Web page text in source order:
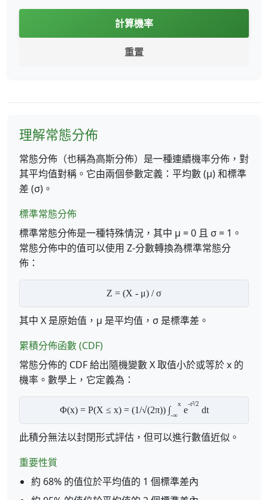
計算機率
重置
理解常態分佈
常態分佈（也稱為高斯分佈）是一種連續機率分佈，對
其平均值對稱。它由兩個參數定義：平均數 (μ) 和標準
差 (σ)。
標準常態分佈
標準常態分佈是一種特殊情況，其中 μ = 0 且 σ = 1。
常態分佈中的值可以使用 Z-分數轉換為標準常態分
佈：
Z = (X - μ) / σ
其中 X 是原始值，μ 是平均值，σ 是標準差。
累積分佈函數 (CDF)
常態分佈的 CDF 給出隨機變數 X 取值小於或等於 x 的
機率。數學上，它定義為：
Φ(x) = P(X ≤ x) = (1/√(2π)) ∫-∞
x
e
-t²/2
dt
此積分無法以封閉形式評估，但可以進行數值近似。
重要性質
約 68% 的值位於平均值的 1 個標準差內